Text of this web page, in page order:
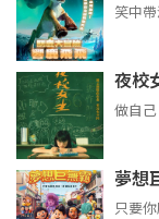
笑中
夜校
做自
夢想
只要